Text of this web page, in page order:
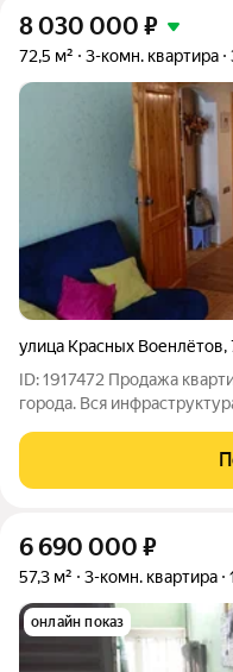
8 030 000 ₽
72,5 м² 3-комн. квартира
улица Красных Военлётов,
ID: 1917472 Продажа
города. Вся
договорённости. Без
собственника.
6 690 000 ₽
57,3 м² 3-комн. квартира
онлайн показ